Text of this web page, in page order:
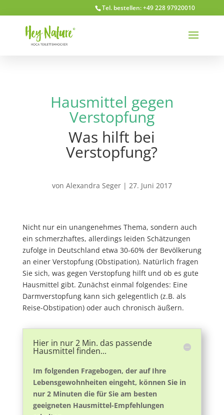
Tel. bestellen: +49 228 97920010
Hausmittel gegen
Verstopfung
Was hilft bei
Verstopfung?
von Alexandra Seger| 27. Juni 2017
Nicht nur ein unangenehmes Thema, sondern auch
ein schmerzhaftes, allerdings leiden Schätzungen
zufolge in Deutschland etwa 30-60% der Bevölkerung
an einer Verstopfung (Obstipation). Natürlich fragen
Sie sich, was gegen Verstopfung hilft und ob es gute
Hausmittel gibt. Zunächst einmal folgendes: Eine
Darmverstopfung kann sich gelegentlich (z.B. als
Reise-Obstipation) oder auch chronisch äußern.
Hier in nur 2 Min. das passende
Hausmittel finden...
Im folgenden Fragebogen, der auf Ihre
Lebensgewohnheiten eingeht, können Sie in
nur 2 Minuten die für Sie am besten
geeigneten Hausmittel-Empfehlungen